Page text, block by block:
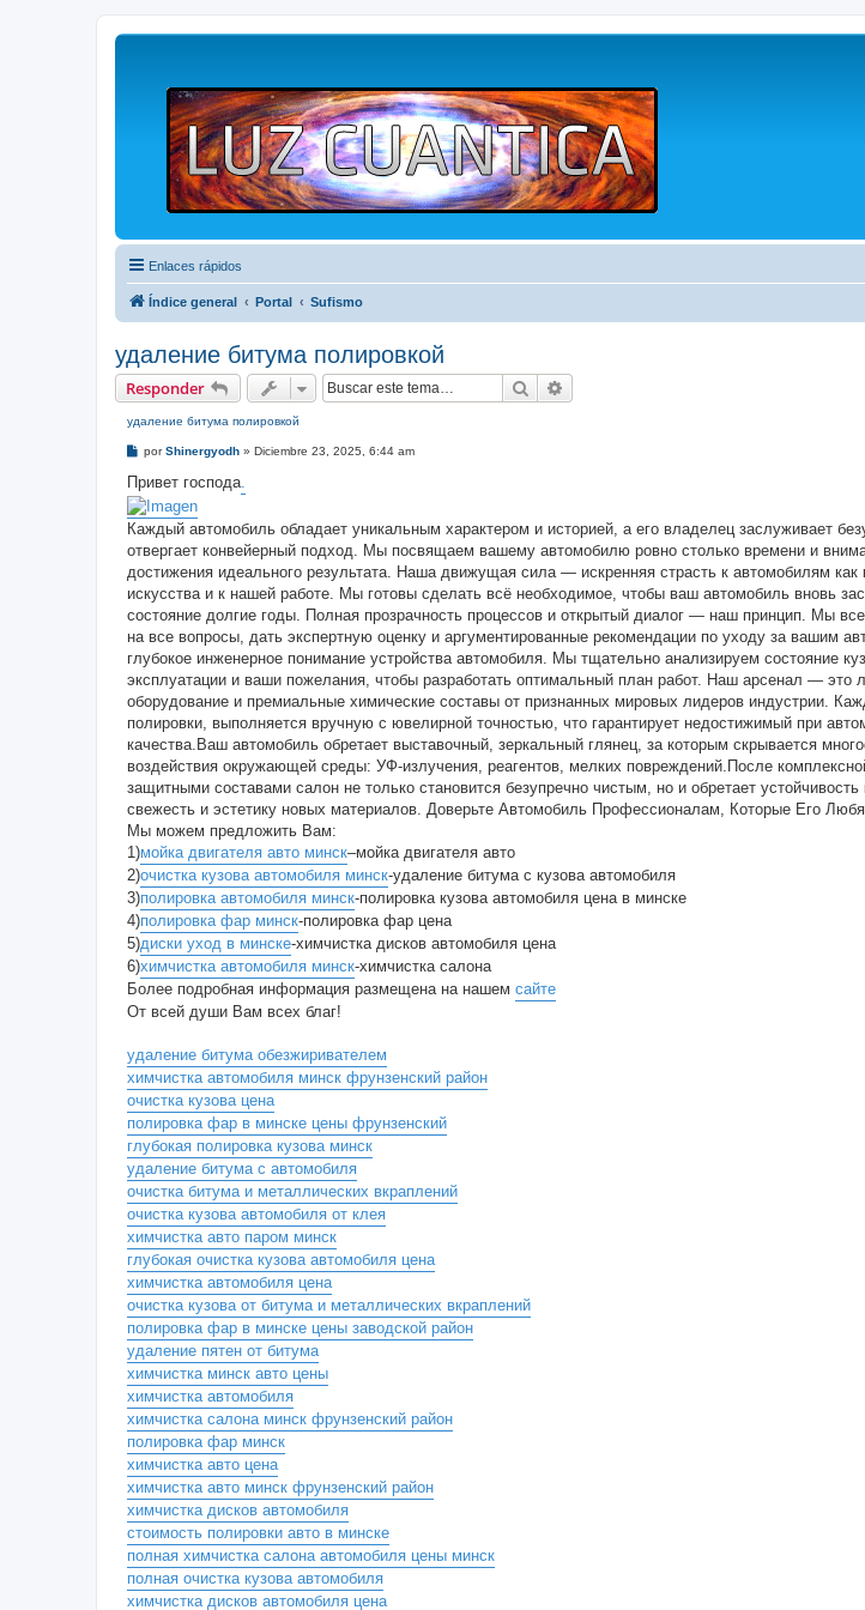
Enlaces rápidos
Índice general Portal Sufismo
удаление битума полировкой
Responder Buscar
удаление битума полировкой
M
n
s
a
j
e
porShinergyodh » Diciembre 23, 2025, 6:44 am
Привет господа.
Каждый автомобиль обладает уникальным характером и историей, а его владелец заслуживает
отвергает конвейерный подход. Мы посвящаем вашему автомобилю ровно столько времени и
достижения идеального результата. Наша движущая сила — искренняя страсть к автомобилям
искусства и к нашей работе. Мы готовы сделать всё необходимое, чтобы ваш автомобиль вновь
состояние долгие годы. Полная прозрачность процессов и открытый диалог — наш принцип. Мы
на все вопросы, дать экспертную оценку и аргументированные рекомендации по уходу за вашим
глубокое инженерное понимание устройства автомобиля. Мы тщательно анализируем состояние
эксплуатации и ваши пожелания, чтобы разработать оптимальный план работ. Наш арсенал — это
оборудование и премиальные химические составы от признанных мировых лидеров индустрии.
полировки, выполняется вручную с ювелирной точностью, что гарантирует недостижимый при
качества.Ваш автомобиль обретает выставочный, зеркальный глянец, за которым скрывается
воздействия окружающей среды: УФ-излучения, реагентов, мелких повреждений.После
защитными составами салон не только становится безупречно чистым, но и обретает устойчивость
свежесть и эстетику новых материалов. Доверьте Автомобиль Профессионалам, Которые Его
Мы можем предложить Вам:
1)мойка двигателя авто минск–мойка двигателя авто
2)очистка кузова автомобиля минск-удаление битума с кузова автомобиля
3)полировка автомобиля минск-полировка кузова автомобиля цена в минске
4)полировка фар минск-полировка фар цена
5)диски уход в минске-химчистка дисков автомобиля цена
6)химчистка автомобиля минск-химчистка салона
Более подробная информация размещена на нашем сайте
От всей души Вам всех благ!
удаление битума обезжиривателем
химчистка автомобиля минск фрунзенский район
очистка кузова цена
полировка фар в минске цены фрунзенский
глубокая полировка кузова минск
удаление битума с автомобиля
очистка битума и металлических вкраплений
очистка кузова автомобиля от клея
химчистка авто паром минск
глубокая очистка кузова автомобиля цена
химчистка автомобиля цена
очистка кузова от битума и металлических вкраплений
полировка фар в минске цены заводской район
удаление пятен от битума
химчистка минск авто цены
химчистка автомобиля
химчистка салона минск фрунзенский район
полировка фар минск
химчистка авто цена
химчистка авто минск фрунзенский район
химчистка дисков автомобиля
стоимость полировки авто в минске
полная химчистка салона автомобиля цены минск
полная очистка кузова автомобиля
химчистка дисков автомобиля цена